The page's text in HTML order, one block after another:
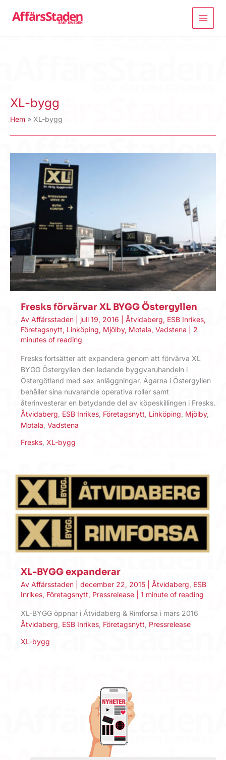
XL-bygg
Hem XL-bygg
Fresks förvärvar XL BYGG Östergyllen
Av Affärsstaden juli 19, 2016 Åtvidaberg, ESB Inrikes,
Företagsnytt, Linköping, Mjölby, Motala, Vadstena
2
minutes of reading
Fresks fortsätter att expandera genom att förvärva XL
BYGG Östergyllen den ledande byggvaruhandeln i
Östergötland med sex anläggningar. Ägarna i Östergyllen
behåller sina nuvarande operativa roller samt
återinvesterar en betydande del av köpeskillingen i Fresks.
Åtvidaberg ESB Inrikes Företagsnytt Linköping Mjölby,
Motala Vadstena
Fresks XL-bygg
XL-BYGG expanderar
Av Affärsstaden december 22, 2015 Åtvidaberg, ESB
Inrikes, Företagsnytt, Pressrelease 1 minute of reading
XL-BYGG öppnar i Åtvidaberg & Rimforsa i mars 2016
Åtvidaberg, ESB Inrikes, Företagsnytt, Pressrelease
XL-bygg